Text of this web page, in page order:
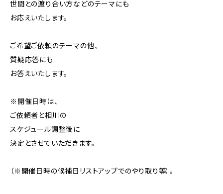
世間との渡り合い方などのテーマにも
お応えいたします。
ご希望ご依頼のテーマの他、
質疑応答にも
お答えいたします。
※開催日時は、
ご依頼者と相川の
スケジュール調整後に
決定とさせていただきます。
（※開催日時の候補日リストアップでのやり取り等）。